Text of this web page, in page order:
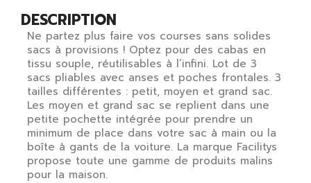
DESCRIPTION
Ne partez plus faire vos courses sans solides
sacs à provisions ! Optez pour des cabas en
tissu souple, réutilisables à l’infini. Lot de 3
sacs pliables avec anses et poches frontales. 3
tailles différentes : petit, moyen et grand sac.
Les moyen et grand sac se replient dans une
petite pochette intégrée pour prendre un
minimum de place dans votre sac à main ou la
boîte à gants de la voiture. La marque Facilitys
propose toute une gamme de produits malins
pour la maison.